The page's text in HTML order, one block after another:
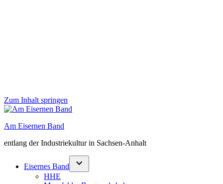
Zum Inhalt springen
Am Eisernen Band
entlang der Industriekultur in Sachsen-Anhalt
Eisernes Band
HHE